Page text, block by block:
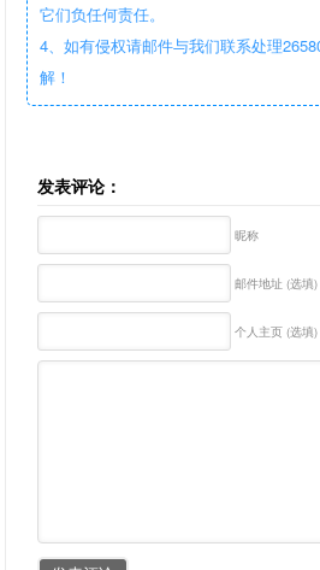
它们负任何责任。
4、如有侵权请邮件与我们联系处理
解！
发表评论：
昵称
邮件地址 (选填)
个人主页 (选填)